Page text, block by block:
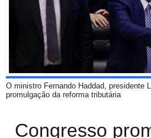
O ministro Fernando Haddad, presidente
promulgação da reforma tributária
Congresso